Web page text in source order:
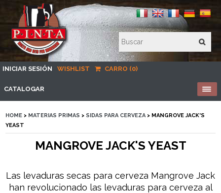
INICIAR SESIÓN WISHLIST CARRO (0)
CATALOGAR
HOME > MATERIAS PRIMAS > SIDAS PARA CERVEZA> MANGROVE JACK'S
YEAST
MANGROVE JACK'S YEAST
Las levaduras secas para cerveza Mangrove Jack
han revolucionado las levaduras para cerveza al